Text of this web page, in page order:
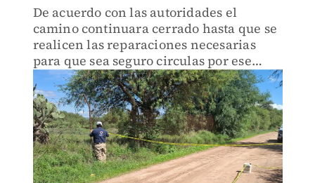
De acuerdo con las autoridades el
camino continuara cerrado hasta que se
realicen las reparaciones necesarias
para que sea seguro circulas por ese
tramo.